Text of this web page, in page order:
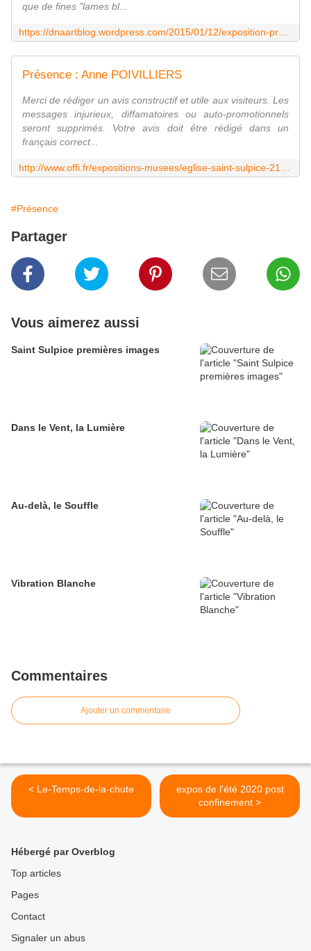
que de fines "lames bl...
Présence : Anne POIVILLIERS
Merci de rédiger un avis constructif et utile aux visiteurs. Les
messages injurieux, diffamatoires ou auto-promotionnels
seront supprimés. Votre avis doit être rédigé dans un
français correct...
#Présence
Partager
Vous aimerez aussi
Saint Sulpice premières images
Dans le Vent, la Lumière
Au-delà, le Souffle
Vibration Blanche
Commentaires
Ajouter un commentaire
< Le-Temps-de-la-chute
expos de l'été 2020 post
confinement >
Hébergé par Overblog
Top articles
Pages
Contact
Signaler un abus